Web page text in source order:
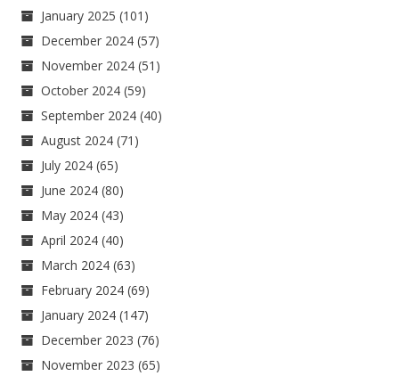
January 2025 (101)
December 2024 (57)
November 2024 (51)
October 2024 (59)
September 2024 (40)
August 2024 (71)
July 2024 (65)
June 2024 (80)
May 2024 (43)
April 2024 (40)
March 2024 (63)
February 2024 (69)
January 2024 (147)
December 2023 (76)
November 2023 (65)